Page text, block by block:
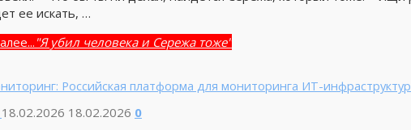
ее искать, …
"Я убил человека и Сережа тоже"
Российская платформа для мониторинга ИТ-
18.02.2026 18.02.2026 0